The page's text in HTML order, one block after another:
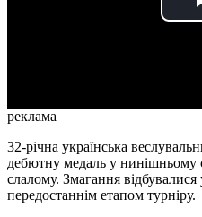
реклама
32-річна українська
дебютну медаль у нинішньому
слалому. Змагання
передостаннім етапом турніру.